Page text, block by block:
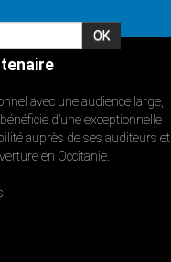
avec une audience large,
d’une exceptionnelle
auprès de ses auditeurs et
en Occitanie.